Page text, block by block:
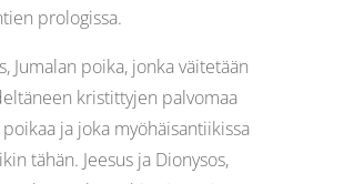
prologissa.
Jumalan poika, jonka väitetään
kristittyjen palvomaa
poikaa ja joka myöhäisantiikissa
tähän. Jeesus ja Dionysos,